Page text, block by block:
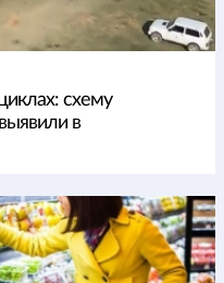
схему
в